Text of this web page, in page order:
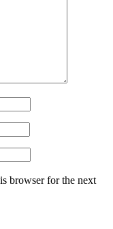
browser for the next